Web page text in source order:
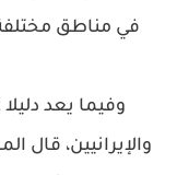
في مناطق
وفيما يعد